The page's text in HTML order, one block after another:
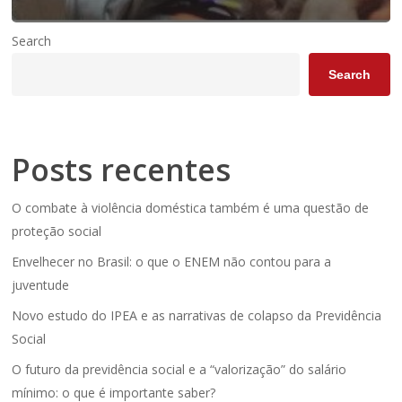
Search
Search
Posts recentes
O combate à violência doméstica também é uma questão de
proteção social
Envelhecer no Brasil: o que o ENEM não contou para a
juventude
Novo estudo do IPEA e as narrativas de colapso da Previdência
Social
O futuro da previdência social e a “valorização” do salário
mínimo: o que é importante saber?